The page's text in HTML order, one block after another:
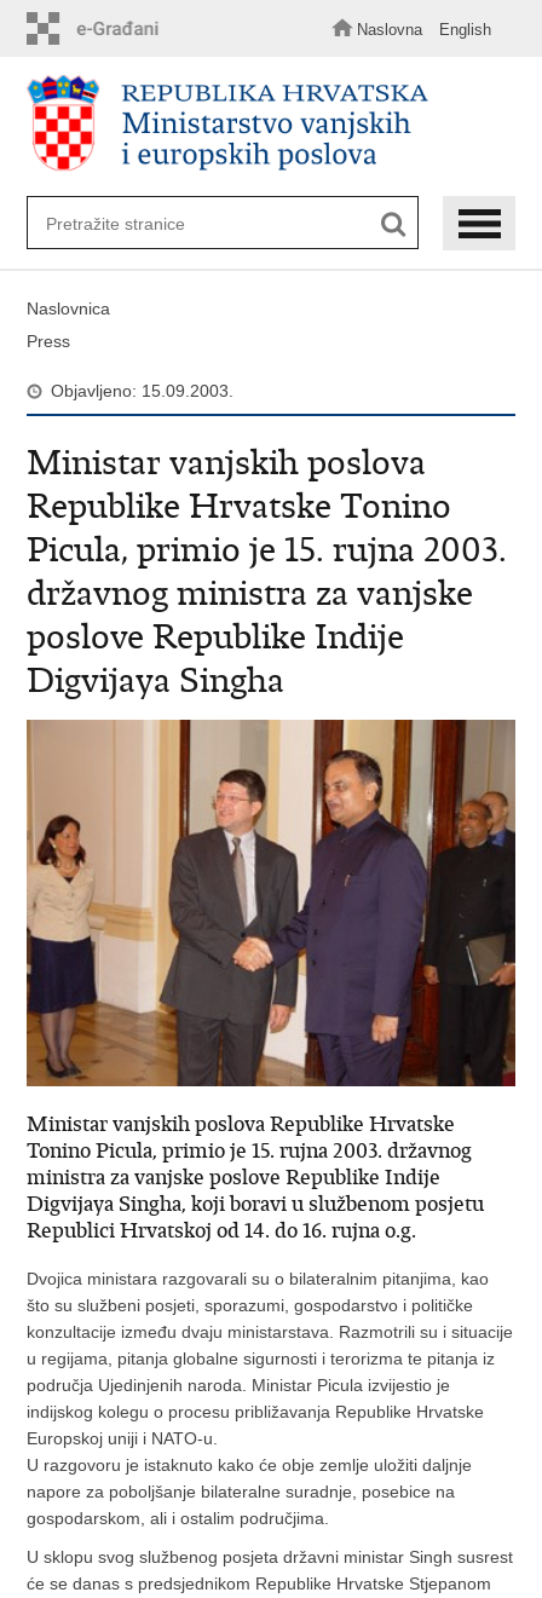
sadržaj
Naslovna English
Naslovnica
Press
Objavljeno: 15.09.2003.
Ministar vanjskih poslova
Republike Hrvatske Tonino
Picula, primio je 15. rujna 2003.
državnog ministra za vanjske
poslove Republike Indije
Digvijaya Singha
Ministar vanjskih poslova Republike Hrvatske
Tonino Picula, primio je 15. rujna 2003. državnog
ministra za vanjske poslove Republike Indije
Digvijaya Singha, koji boravi u službenom posjetu
Republici Hrvatskoj od 14. do 16. rujna o.g.
Dvojica ministara razgovarali su o bilateralnim pitanjima, kao
što su službeni posjeti, sporazumi, gospodarstvo i političke
konzultacije između dvaju ministarstava. Razmotrili su i situacije
u regijama, pitanja globalne sigurnosti i terorizma te pitanja iz
područja Ujedinjenih naroda. Ministar Picula izvijestio je
indijskog kolegu o procesu približavanja Republike Hrvatske
Europskoj uniji i NATO-u.
U razgovoru je istaknuto kako će obje zemlje uložiti daljnje
napore za poboljšanje bilateralne suradnje, posebice na
gospodarskom, ali i ostalim područjima.
U sklopu svog službenog posjeta državni ministar Singh susrest
će se danas s predsjednikom Republike Hrvatske Stjepanom